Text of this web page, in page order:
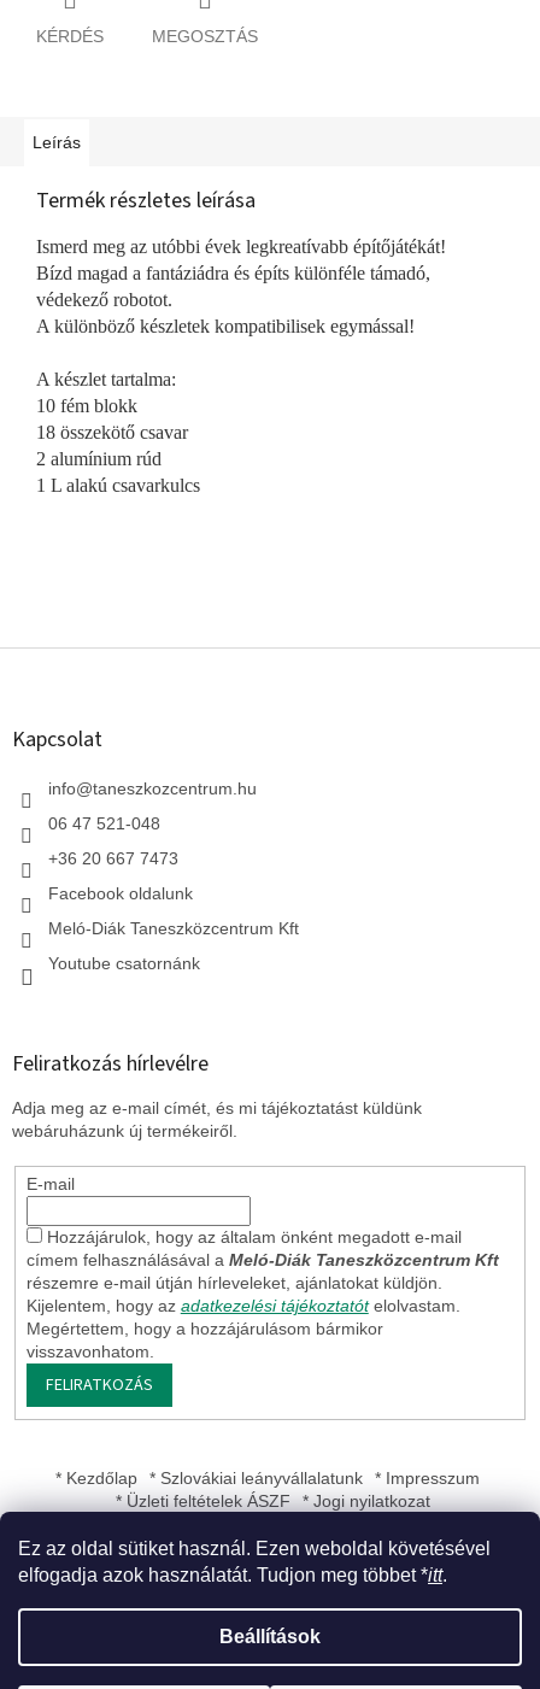
Ez az oldal sütiket használ. Ezen weboldal követésével
elfogadja azok használatát. Tudjon meg többet *itt.
Beállítások
KÉRDÉS MEGOSZTÁS
Leírás
Termék részletes leírása
Ismerd meg az utóbbi évek legkreatívabb építőjátékát!
Bízd magad a fantáziádra és építs különféle támadó,
védekező robotot.
A különböző készletek kompatibilisek egymással!
A készlet tartalma:
10 fém blokk
18 összekötő csavar
2 alumínium rúd
1 L alakú csavarkulcs
L
Kapcsolat
info@taneszkozcentrum.hu
06 47 521-048
+36 20 667 7473
Facebook oldalunk
Meló-Diák Taneszközcentrum Kft
Youtube csatornánk
Feliratkozás hírlevélre
Adja meg az e-mail címét, és mi tájékoztatást küldünk
webáruházunk új termékeiről.
E-mail
Hozzájárulok, hogy az általam önként megadott e-mail
címem felhasználásával a Meló-Diák Taneszközcentrum Kft
részemre e-mail útján hírleveleket, ajánlatokat küldjön.
Kijelentem, hogy az adatkezelési tájékoztatót elolvastam.
Megértettem, hogy a hozzájárulásom bármikor
visszavonhatom.
FELIRATKOZÁS
* Kezdőlap * Szlovákiai leányvállalatunk
* Impresszum
* Üzleti feltételek ÁSZF
* Jogi nyilatkozat